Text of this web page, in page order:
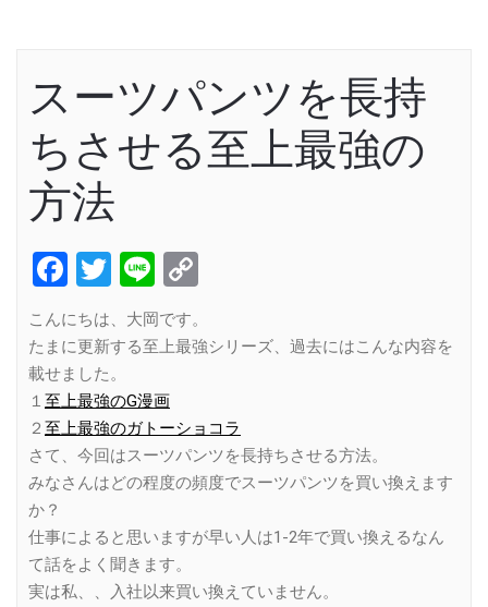
スーツパンツを長持
ちさせる至上最強の
方法
Facebook
Twitter
Line
こんにちは、大岡です。
たまに更新する至上最強シリーズ、過去にはこんな内容を
載せました。
１ 至上最強のG漫画
２ 至上最強のガトーショコラ
さて、今回はスーツパンツを長持ちさせる方法。
みなさんはどの程度の頻度でスーツパンツを買い換えます
か？
仕事によると思いますが早い人は1-2年で買い換えるなん
て話をよく聞きます。
実は私、、入社以来買い換えていません。